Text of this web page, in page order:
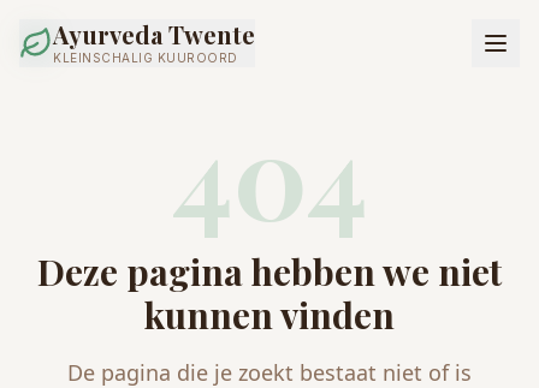
Ayurveda Twente
KLEINSCHALIG KUUROORD
404
Deze pagina hebben we niet
kunnen vinden
De pagina die je zoekt bestaat niet of is